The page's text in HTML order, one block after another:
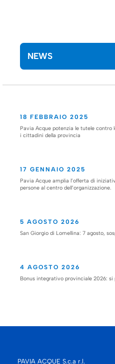
NEWS
18 FEBBRAIO 2025
Pavia Acque potenzia le tutele contro
i cittadini della provincia
17 GENNAIO 2025
Pavia Acque amplia l’offerta di
persone al centro dell’organizzazione.
5 AGOSTO 2026
San Giorgio di Lomellina: 7 agosto,
4 AGOSTO 2026
Bonus integrativo provinciale 2026: si
PAVIA ACQUE S.c.a r.l.